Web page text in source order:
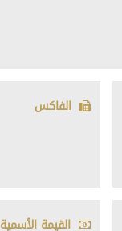
الفاكس
القيمة الأسمية